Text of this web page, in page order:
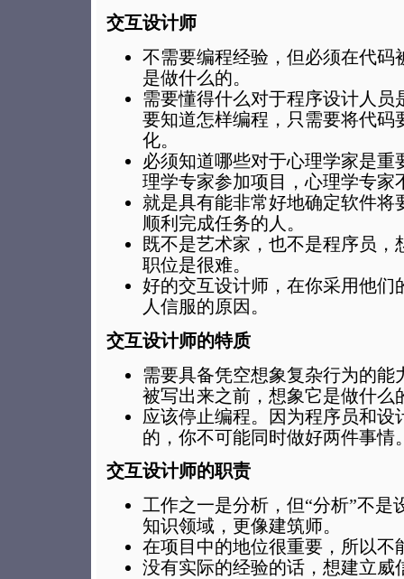
交互设计师
不需要编程经验，但必须在代码
是做什么的。
需要懂得什么对于程序设计人员
要知道怎样编程，只需要将代码
化。
必须知道哪些对于心理学家是重
理学专家参加项目，心理学专家
就是具有能非常好地确定软件将
顺利完成任务的人。
既不是艺术家，也不是程序员，
职位是很难。
好的交互设计师，在你采用他们
人信服的原因。
交互设计师的特质
需要具备凭空想象复杂行为的能
被写出来之前，想象它是做什么
应该停止编程。因为程序员和设
的，你不可能同时做好两件事情
交互设计师的职责
工作之一是分析，但“分析”不是
知识领域，更像建筑师。
在项目中的地位很重要，所以不
没有实际的经验的话，想建立威